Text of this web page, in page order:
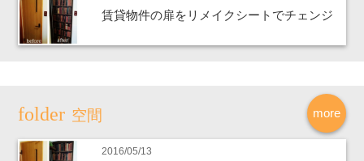
賃貸物件の扉をリメイクシートでチェンジ
more
空間
2016/05/13